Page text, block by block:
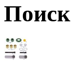
Поиск